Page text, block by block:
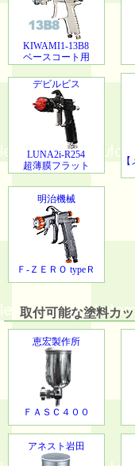
KIWAMI1-13B8
ベースコート用
デビルビス
LUNA2i-R254
超薄膜フラット
明治機械
Ｆ-ＺＥＲＯ typeＲ
取付可能な塗料カッ
恵宏製作所
ＦＡＳＣ４００
アネスト岩田